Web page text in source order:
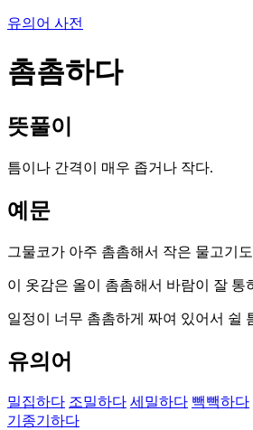
유의어 사전
촘촘하다
뜻풀이
틈이나 간격이 매우 좁거나 작다.
예문
그물코가 아주 촘촘해서 작은 물고기
이 옷감은 올이 촘촘해서 바람이 잘 통
일정이 너무 촘촘하게 짜여 있어서 쉴
유의어
밀집하다 조밀하다 세밀하다 빽빽하다
기종기하다